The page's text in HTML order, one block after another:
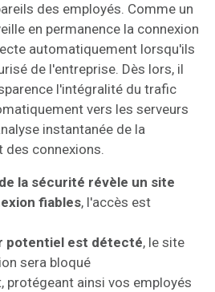
des employés. Comme un
en permanence la connexion
automatiquement lorsqu'ils
de l'entreprise. Dès lors, il
l'intégralité du trafic
vers les serveurs
instantanée de la
des connexions.
la sécurité révèle un site
fiables, l'accès est
potentiel est détecté, le site
sera bloqué
protégeant ainsi vos employés